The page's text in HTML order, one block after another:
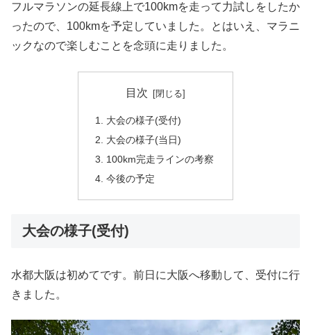
フルマラソンの延長線上で100kmを走って力試しをしたか
ったので、100kmを予定していました。とはいえ、マラニ
ックなので楽しむことを念頭に走りました。
目次
大会の様子(受付)
大会の様子(当日)
100km完走ラインの考察
今後の予定
大会の様子(受付)
水都大阪は初めてです。前日に大阪へ移動して、受付に行
きました。